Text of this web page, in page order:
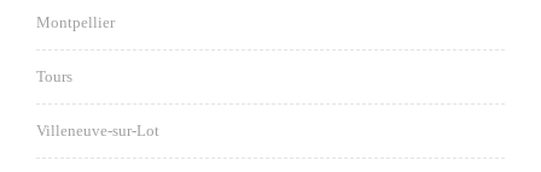
Montpellier
Tours
Villeneuve-sur-Lot